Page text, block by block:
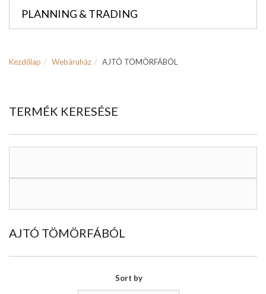
PLANNING & TRADING
Kezdőlap Webáruház AJTÓ TÖMÖRFÁBÓL
TERMÉK KERESÉSE
AJTÓ TÖMÖRFÁBÓL
Sort by